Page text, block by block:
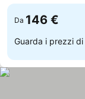
Da 146 €
Guarda i prezzi di